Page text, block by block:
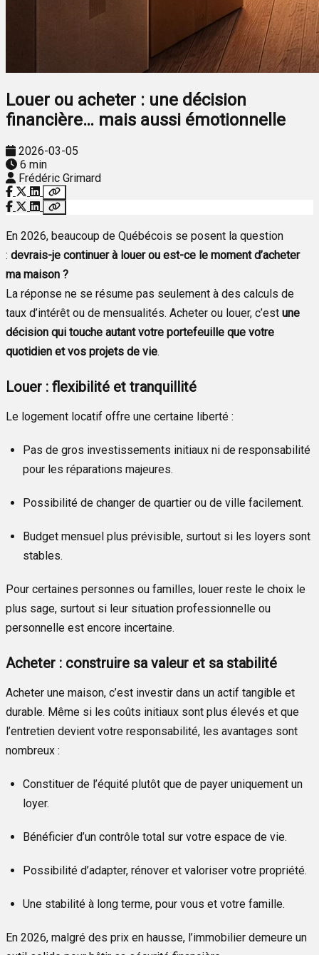
Louer ou acheter : une décision
financière… mais aussi émotionnelle
2026-03-05
6 min
Frédéric Grimard
En 2026, beaucoup de Québécois se posent la question
: devrais-je continuer à louer ou est-ce le moment d’acheter
ma maison ?
La réponse ne se résume pas seulement à des calculs de
taux d’intérêt ou de mensualités. Acheter ou louer, c’est une
décision qui touche autant votre portefeuille que votre
quotidien et vos projets de vie.
Louer : flexibilité et tranquillité
Le logement locatif offre une certaine liberté :
Pas de gros investissements initiaux ni de responsabilité
pour les réparations majeures.
Possibilité de changer de quartier ou de ville facilement.
Budget mensuel plus prévisible, surtout si les loyers sont
stables.
Pour certaines personnes ou familles, louer reste le choix le
plus sage, surtout si leur situation professionnelle ou
personnelle est encore incertaine.
Acheter : construire sa valeur et sa stabilité
Acheter une maison, c’est investir dans un actif tangible et
durable. Même si les coûts initiaux sont plus élevés et que
l’entretien devient votre responsabilité, les avantages sont
nombreux :
Constituer de l’équité plutôt que de payer uniquement un
loyer.
Bénéficier d’un contrôle total sur votre espace de vie.
Possibilité d’adapter, rénover et valoriser votre propriété.
Une stabilité à long terme, pour vous et votre famille.
En 2026, malgré des prix en hausse, l’immobilier demeure un